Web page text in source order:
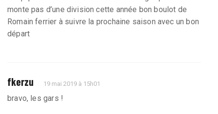
monte pas d’une division cette année bon boulot de
Romain ferrier à suivre la prochaine saison avec un bon
départ
fkerzu 19 mai 2019 à 15h01
bravo, les gars !